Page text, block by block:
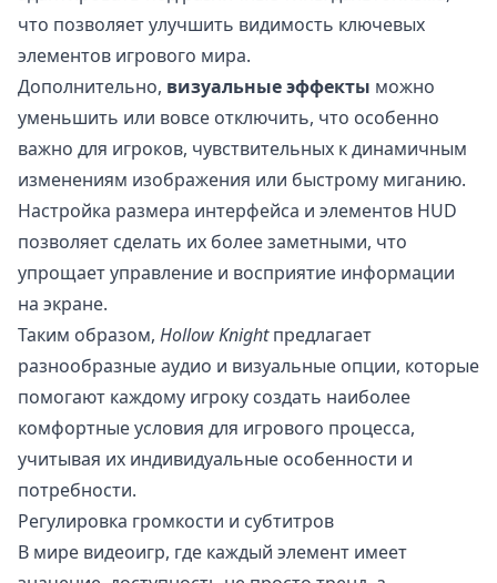
что позволяет улучшить видимость ключевых
элементов игрового мира.
Дополнительно, визуальные эффекты можно
уменьшить или вовсе отключить, что особенно
важно для игроков, чувствительных к динамичным
изменениям изображения или быстрому миганию.
Настройка размера интерфейса и элементов HUD
позволяет сделать их более заметными, что
упрощает управление и восприятие информации
на экране.
Таким образом, Hollow Knightпредлагает
разнообразные аудио и визуальные опции, которые
помогают каждому игроку создать наиболее
комфортные условия для игрового процесса,
учитывая их индивидуальные особенности и
потребности.
Регулировка громкости и субтитров
В мире видеоигр, где каждый элемент имеет